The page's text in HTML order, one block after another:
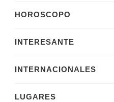
HOROSCOPO
INTERESANTE
INTERNACIONALES
LUGARES